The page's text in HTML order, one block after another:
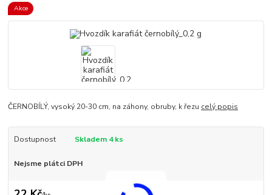
Akce
ČERNOBÍLÝ, vysoký 20-30 cm, na záhony, obruby, k řezu celý popis
Dostupnost Skladem 4 ks
Nejsme plátci DPH